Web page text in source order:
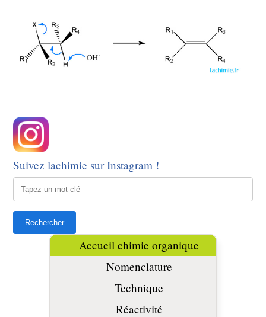
Suivez lachimie sur Instagram !
Accueil chimie organique
Nomenclature
Technique
Réactivité